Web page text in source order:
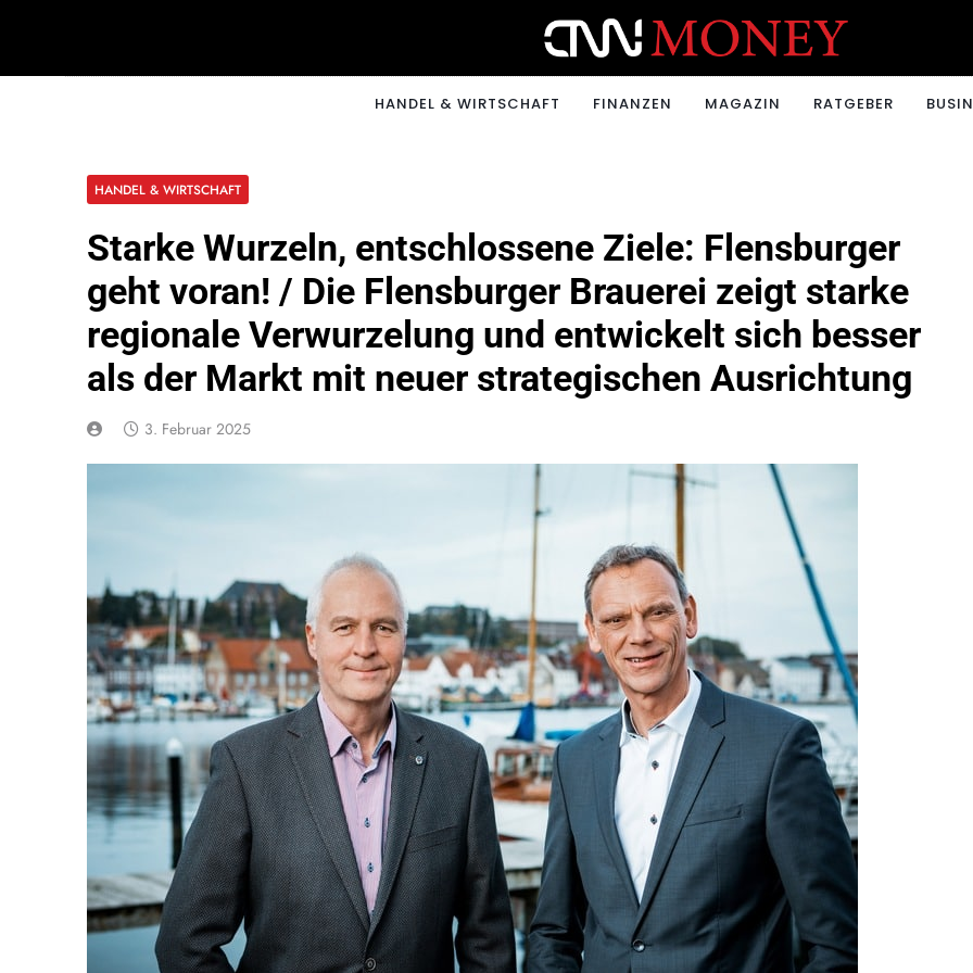
CNNMONEY.CH
HANDEL & WIRTSCHAFT FINANZEN MAGAZIN RATGEBER
HANDEL & WIRTSCHAFT
Starke Wurzeln, entschlossene Ziele: Flensburger
geht voran! / Die Flensburger Brauerei zeigt starke
regionale Verwurzelung und entwickelt sich besser
als der Markt mit neuer strategischen Ausrichtung
3. Februar 2025